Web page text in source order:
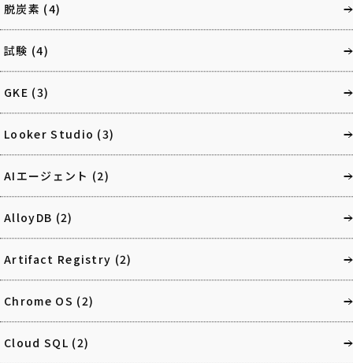
脱炭素 (4)
試験 (4)
GKE (3)
Looker Studio (3)
AIエージェント (2)
AlloyDB (2)
Artifact Registry (2)
Chrome OS (2)
Cloud SQL (2)